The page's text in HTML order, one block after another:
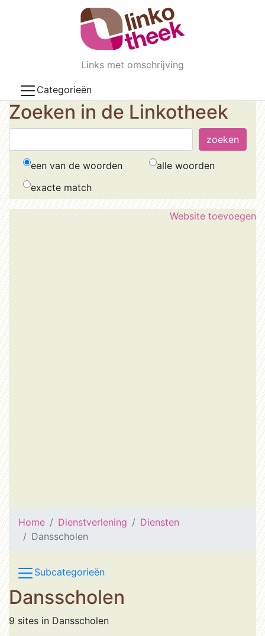
Skip to main content
Links met omschrijving
Categorieën
Zoeken in de Linkotheek
een van de woorden
alle woorden
exacte match
Website toevoegen
Home Dienstverlening
Diensten
Dansscholen
Subcategorieën
Dansscholen
9 sites in Dansscholen